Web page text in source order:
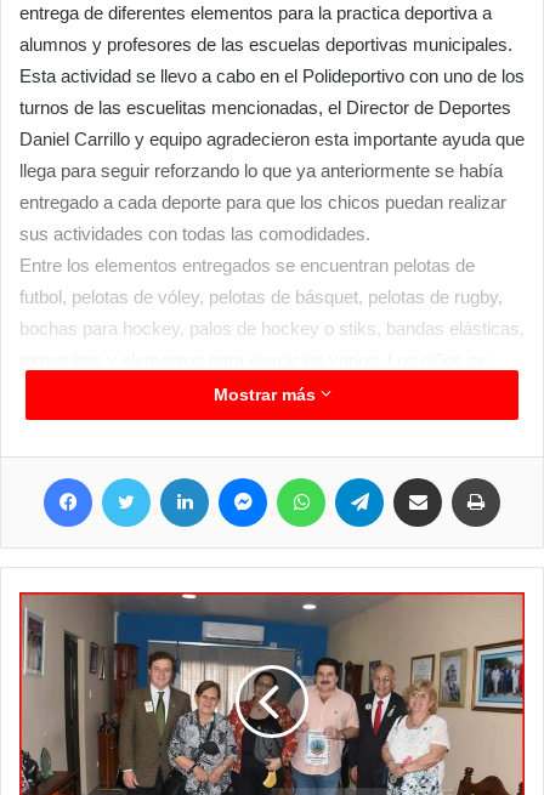
entrega de diferentes elementos para la practica deportiva a
alumnos y profesores de las escuelas deportivas municipales.
Esta actividad se llevo a cabo en el Polideportivo con uno de los
turnos de las escuelitas mencionadas, el Director de Deportes
Daniel Carrillo y equipo agradecieron esta importante ayuda que
llega para seguir reforzando lo que ya anteriormente se había
entregado a cada deporte para que los chicos puedan realizar
sus actividades con todas las comodidades.
Entre los elementos entregados se encuentran pelotas de
futbol, pelotas de vóley, pelotas de básquet, pelotas de rugby,
bochas para hockey, palos de hockey o stiks, bandas elásticas,
mostraron muy contentos con estos elementos recibidos y vale
señalar que resultan beneficiados mas de 300 niños y niñas
que son los que componen las distintas disciplinas deportivas
que van en distintos horarios y días. Vale señalar que estas
escuelas reciben a los chicos de toda la ciudad y de forma
gratuita por lo que los interesados en sumar a sus niños lo
Polideportivo y agregando a los chicos en los horarios que allí
les informaran.
Mostrar más
Facebook Twitter LinkedIn MessengerWhatsApp Telegram Compartir por correo electrónico